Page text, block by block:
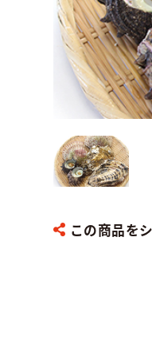
この商品を